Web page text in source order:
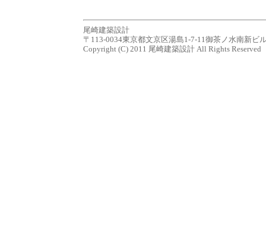
尾崎建築設計
〒113-0034東京都文京区湯島1-7-11御茶ノ水南新ビ
Copyright (C) 2011 尾崎建築設計 All Rights Reserved